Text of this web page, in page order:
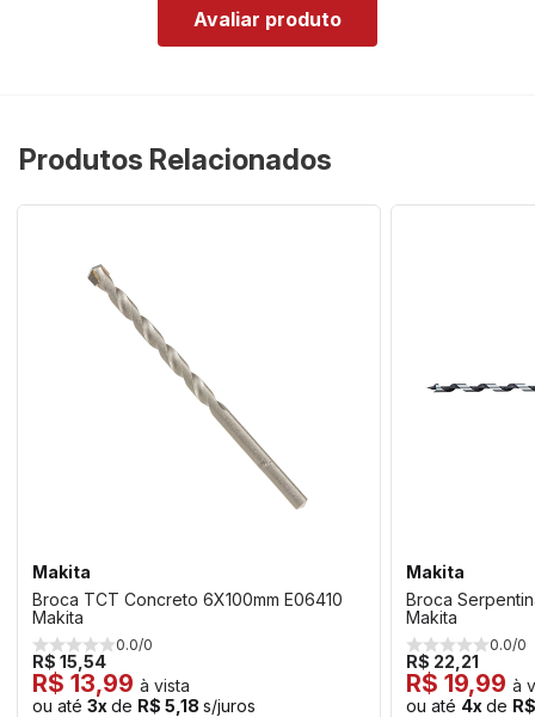
Avaliar produto
Produtos Relacionados
Makita
Broca TCT Concreto 6X100mm E06410
Makita
0.0/0
R$ 15,54
R$ 13,99 à vista
ou até 3x de R$ 5,18 s/juros
Makita
Broca
Makita
0.0/0
R$ 22,21
R$ 19,99 à
ou até 4x de